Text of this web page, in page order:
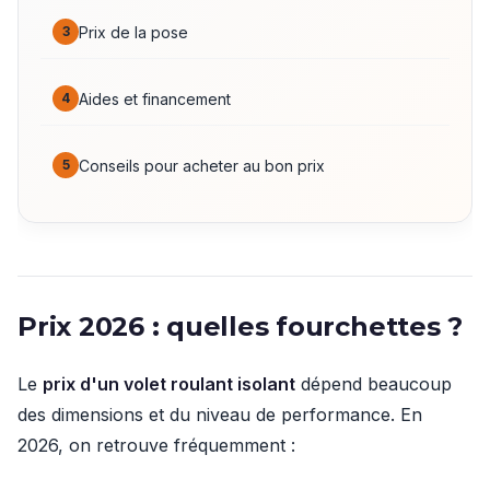
Prix de la pose
Aides et financement
Conseils pour acheter au bon prix
Prix 2026 : quelles fourchettes ?
Le prix d'un volet roulant isolant dépend beaucoup
des dimensions et du niveau de performance. En
2026, on retrouve fréquemment :